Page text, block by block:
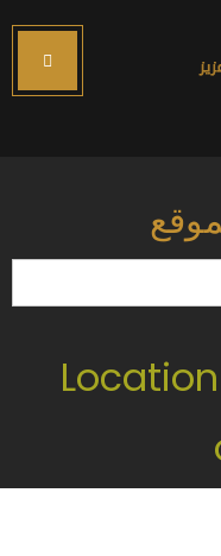
موقع المكتب :: Location